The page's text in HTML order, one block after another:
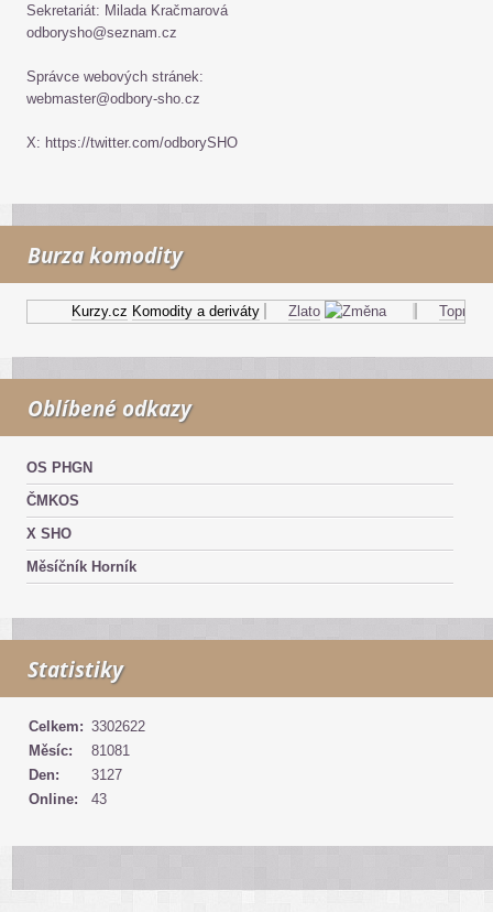
Sekretariát: Milada Kračmarová
odborysho@seznam.cz
Správce webových stránek:
webmaster@odbory-sho.cz
X: https://twitter.com/odborySHO
Burza komodity
Kurzy.cz Komodity a deriváty Zlato Topný olej
Oblíbené odkazy
OS PHGN
ČMKOS
X SHO
Měsíčník Horník
Statistiky
Online: 43
Celkem: 3302622
Měsíc:
81081
Den:
3127